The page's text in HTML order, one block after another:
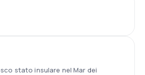
stato insulare nel Mar dei